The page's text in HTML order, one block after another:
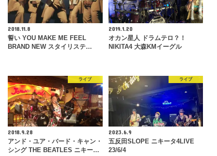
2018.11.8
誓い YOU MAKE ME FEEL
BRAND NEW スタイリステ…
2019.1.20
オカン星人 ドラムテロ？！
NIKITA4 大森KMイーグル
ライブ
2018.9.28
アンド・ユア・バード・キャン・
シング THE BEATLES ニキー…
ライブ
2023.6.9
五反田SLOPE ニキータ4LIVE
23/6/4